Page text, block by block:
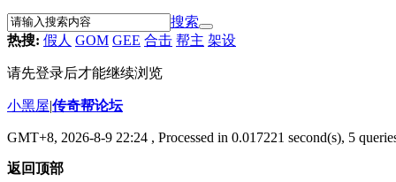
搜索
热搜: 假人 GOM GEE 合击 帮主 架设
请先登录后才能继续浏览
小黑屋|传奇帮论坛
GMT+8, 2026-8-9 22:24 , Processed in 0.017221 second(s), 5
返回顶部